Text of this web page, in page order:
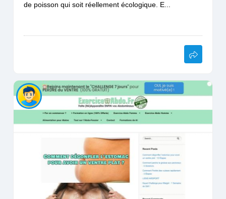
de poisson qui soit réellement écologique. E...